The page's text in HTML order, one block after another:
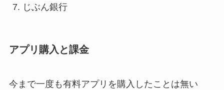
じぶん銀行
アプリ購入と課金
今まで一度も有料アプリを購入したことは無い